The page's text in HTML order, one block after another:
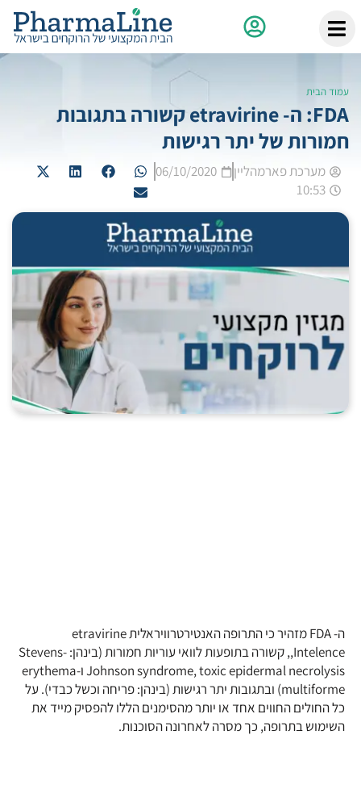
עמוד הבית
FDA: ה- etravirine קשורה בתגובות
חמורות של יתר רגישות
מערכת פארמהליין
06/10/2020
10:53
ה- FDA מזהיר כי התרופה האנטירטרוויראלית etravirine
,Intelence, קשורה בתופעות לוואי עוריות חמורות (בינהן: Stevens-
Johnson syndrome, toxic epidermal necrolysis ו-erythema
multiforme) ובתגובות יתר רגישות (בינהן: פריחה וכשל כבדי). על
כל החולים החווים אחד או יותר מהסימנים הללו להפסיק מייד את
השימוש בתרופה, כך מסרה לאחרונה הסוכנות.